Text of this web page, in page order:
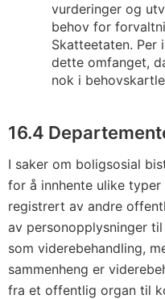
vurderinger og
behov for
Skatteetaten. Per
dette omfanget,
nok i
16.4
I saker om boligsosial
for å innhente ulike
registrert av andre
av personopplysninger
som viderebehandling,
sammenheng er
fra et offentlig organ til